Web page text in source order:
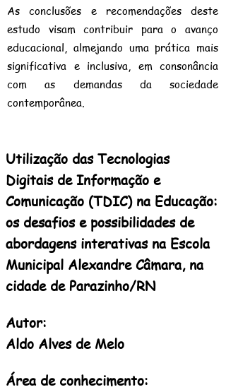
As conclusões e recomendações deste
estudo visam contribuir para o avanço
educacional, almejando uma prática mais
significativa e inclusiva, em consonância
com as demandas da sociedade
contemporânea.
Utilização das Tecnologias
Digitais de Informação e
Comunicação (TDIC) na Educação:
os desafios e possibilidades de
abordagens interativas na Escola
Municipal Alexandre Câmara, na
cidade de Parazinho/RN
Autor:
Aldo Alves de Melo
Área de conhecimento: